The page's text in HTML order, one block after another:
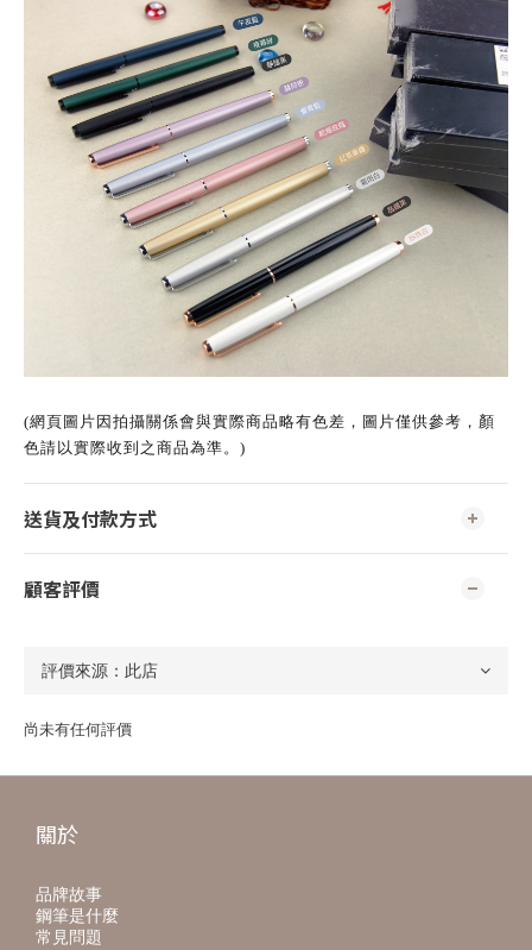
(網頁圖片因拍攝關係會與實際商品略有色差，圖片僅供參考，顏
色請以實際收到之商品為準。)
送貨及付款方式
顧客評價
尚未有任何評價
關於
品牌故事
鋼筆是什麼
常見問題